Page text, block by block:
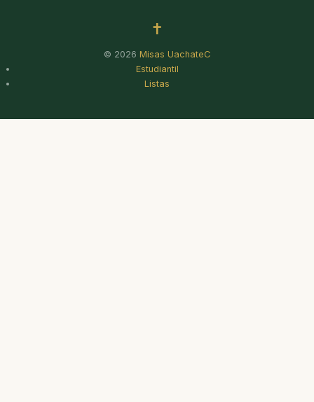
✝
© 2026 Misas UachateC
Estudiantil
Listas